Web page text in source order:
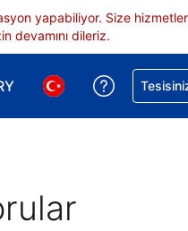
yapabiliyor. Size
devamını dileriz.
birimi seçimi yap.
Dil seçimi yap.